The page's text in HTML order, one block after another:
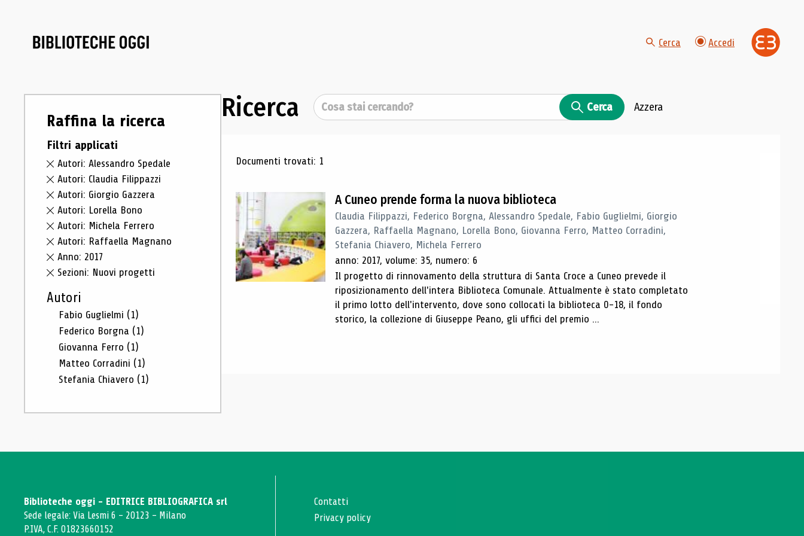
Cerca Accedi
Raffina la ricerca
Filtri applicati
Autori: Alessandro Spedale
Autori: Claudia Filippazzi
Autori: Giorgio Gazzera
Autori: Lorella Bono
Autori: Michela Ferrero
Autori: Raffaella Magnano
Anno: 2017
Sezioni: Nuovi progetti
Autori
Fabio Guglielmi (1)
Federico Borgna (1)
Giovanna Ferro (1)
Matteo Corradini (1)
Stefania Chiavero (1)
Ricerca Cerca Cerca Azzera
Risultati di ricerca
Documenti trovati: 1
A Cuneo prende forma la nuova biblioteca
Claudia Filippazzi, Federico Borgna, Alessandro Spedale, Fabio Guglielmi, Giorgio
Gazzera, Raffaella Magnano, Lorella Bono, Giovanna Ferro, Matteo Corradini,
Stefania Chiavero, Michela Ferrero
anno: 2017, volume: 35, numero: 6
Il progetto di rinnovamento della struttura di Santa Croce a Cuneo prevede il
riposizionamento dell'intera Biblioteca Comunale. Attualmente è stato completato
il primo lotto dell'intervento, dove sono collocati la biblioteca 0-18, il fondo
storico, la collezione di Giuseppe Peano, gli uffici del premio ...
Biblioteche oggi - EDITRICE BIBLIOGRAFICA srl
Sede legale: Via Lesmi 6 - 20123 - Milano
P.IVA, C.F. 01823660152
Contatti
Privacy policy